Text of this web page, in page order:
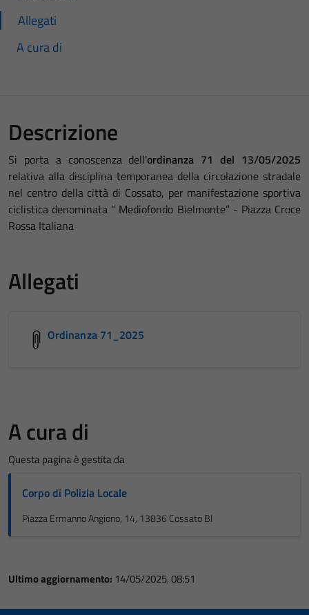
Allegati
A cura di
Descrizione
Si porta a conoscenza dell'ordinanza 71 del 13/05/2025
relativa alla disciplina temporanea della circolazione stradale
nel centro della città di Cossato, per manifestazione sportiva
ciclistica denominata “ Mediofondo Bielmonte” - Piazza Croce
Rossa Italiana
Allegati
Ordinanza 71_2025
A cura di
Questa pagina è gestita da
Corpo di Polizia Locale
Piazza Ermanno Angiono, 14, 13836 Cossato BI
Ultimo aggiornamento: 14/05/2025, 08:51